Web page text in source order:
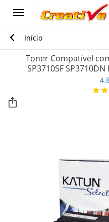
Início
Toner Compatível
SP3710SF